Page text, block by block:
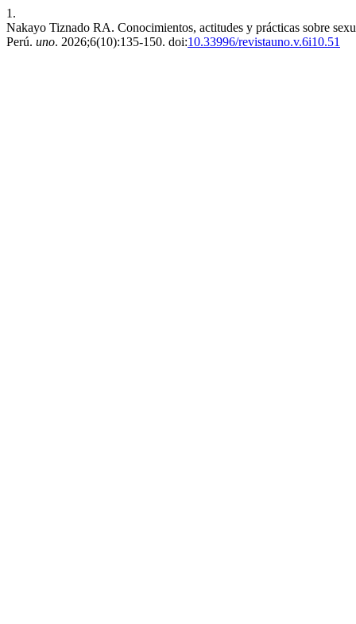
1.
Nakayo Tiznado RA. Conocimientos, actitudes y prácticas sobre
Perú. uno. 2026;6(10):135-150. doi:10.33996/revistauno.v.6i10.51